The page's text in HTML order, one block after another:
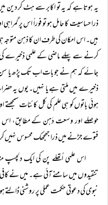
یہ ہوتا ہے کہ یہ تو اکابر سے ہٹ کر دین
ذرا حساسیت کا حامل ہو تو فوراً اس پر
ہیں۔ اس امکان کی طرف ان کا ذہن متوجہ
کرنے سے پہلے ماضی کے علمی ذخیرے
جائے کہ ہم نے جو بات اب تک پڑھ یا
ذخیرے میں ملتی ہے یا نہیں۔ یوں یہ
ہوئی باتوں کو ہی علم کی کل کائنات
حوصلے اور وسعت دَہن کے مطابق، اس
فتوے جڑنے میں ذرا جھجھک محسوس
اس علمی اُتھلے پن کی ایک دلچسپ
تنقیدوں میں سامنے آئی ہے۔ میں نے
نبوی کی دعوتی حکمت عملی پر روشنی ڈالتے